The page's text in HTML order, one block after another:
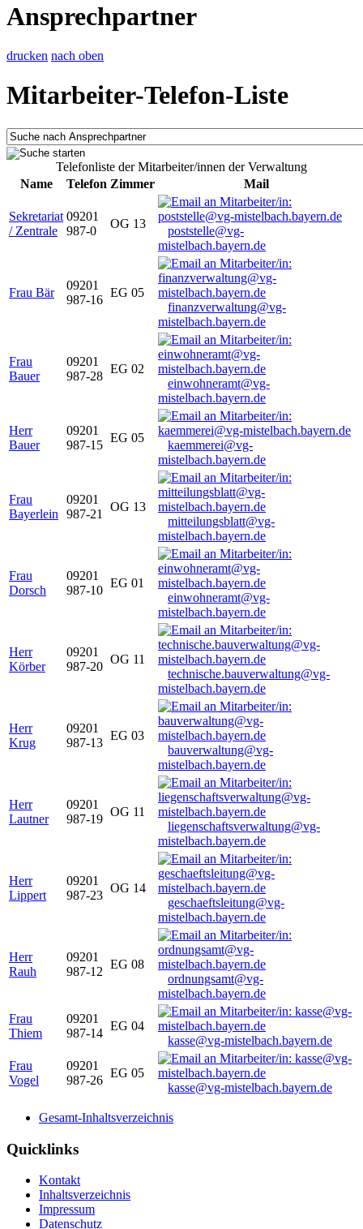
Ansprechpartner
drucken nach oben
Mitarbeiter-Telefon-Liste
Telefonliste der Mitarbeiter/innen der Verwaltung
Name
Telefon Zimmer Mail
Sekretariat
/ Zentrale
09201
987-0
OG 13
poststelle@vg-
mistelbach.bayern.de
Frau Bär
09201
987-16
EG 05
finanzverwaltung@vg-
mistelbach.bayern.de
Frau
Bauer
09201
987-28
EG 02
einwohneramt@vg-
mistelbach.bayern.de
Herr
Bauer
09201
987-15
EG 05
kaemmerei@vg-
mistelbach.bayern.de
Frau
Bayerlein
09201
987-21
OG 13
mitteilungsblatt@vg-
mistelbach.bayern.de
Frau
Dorsch
09201
987-10
EG 01
einwohneramt@vg-
mistelbach.bayern.de
Herr
Körber
09201
987-20
OG 11
technische.bauverwaltung@vg-
mistelbach.bayern.de
Herr
Krug
09201
987-13
EG 03
bauverwaltung@vg-
mistelbach.bayern.de
Herr
Lautner
09201
987-19
OG 11
liegenschaftsverwaltung@vg-
mistelbach.bayern.de
Herr
Lippert
09201
987-23
OG 14
geschaeftsleitung@vg-
mistelbach.bayern.de
Herr
Rauh
09201
987-12
EG 08
ordnungsamt@vg-
mistelbach.bayern.de
Frau
Thiem
09201
987-14
EG 04
kasse@vg-mistelbach.bayern.de
Frau
Vogel
09201
987-26
EG 05
kasse@vg-mistelbach.bayern.de
Gesamt-Inhaltsverzeichnis
Quicklinks
Kontakt
Inhaltsverzeichnis
Impressum
Datenschutz